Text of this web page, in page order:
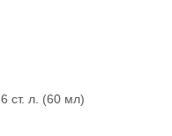
ст. л. (60 мл)